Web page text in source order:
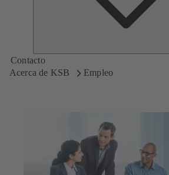
Contacto
Acerca de KSB
Empleo